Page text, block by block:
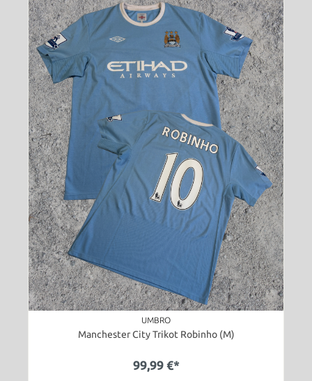
UMBRO
Manchester City Trikot Robinho (M)
99,99 €*